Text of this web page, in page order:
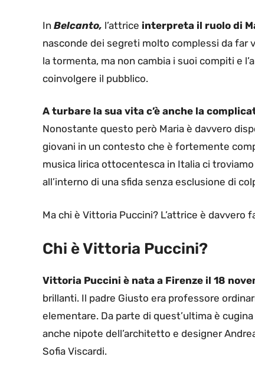
In Belcanto, l’attrice interpreta il ruolo di
nasconde dei segreti molto complessi da far
la tormenta, ma non cambia i suoi compiti e
coinvolgere il pubblico.
A turbare la sua vita c’è anche la
Nonostante questo però Maria è davvero
giovani in un contesto che è fortemente
musica lirica ottocentesca in Italia ci
all’interno di una sfida senza esclusione di
Ma chi è Vittoria Puccini? L’attrice è davvero
Chi è Vittoria Puccini?
Vittoria Puccini è nata a Firenze il 18
brillanti. Il padre Giusto era professore
elementare. Da parte di quest’ultima è
anche nipote dell’architetto e designer
Sofia Viscardi.